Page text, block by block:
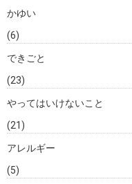
かゆい
(6)
できごと
(23)
やってはいけないこと
(21)
アレルギー
(5)